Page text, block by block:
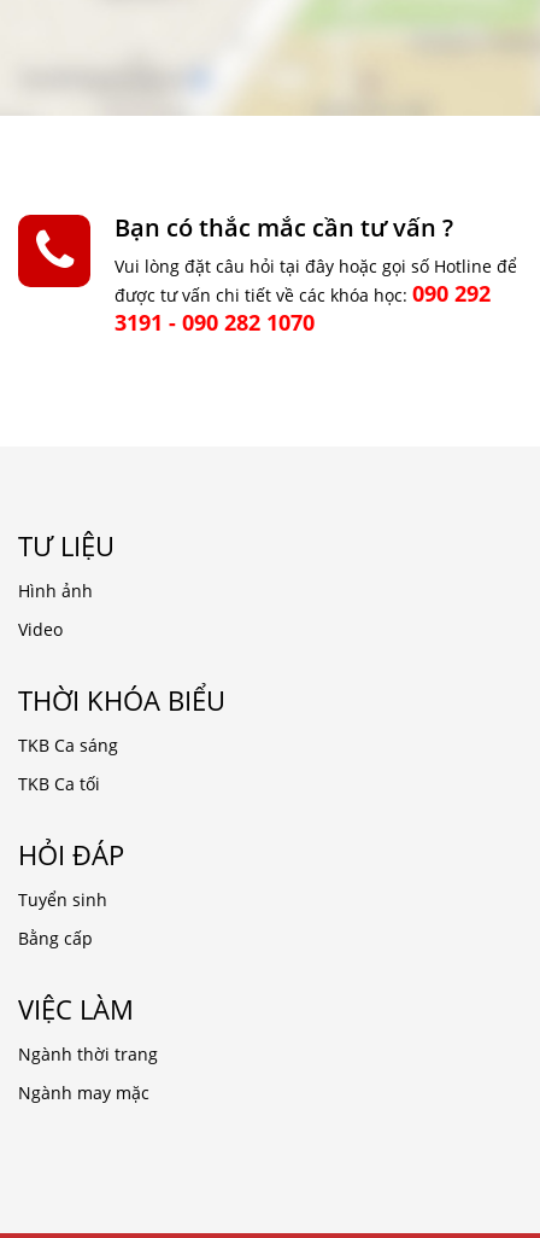
Bạn có thắc mắc cần tư vấn ?
Vui lòng đặt câu hỏi tại đây hoặc gọi số Hotline để
được tư vấn chi tiết về các khóa học: 090 292
3191 - 090 282 1070
TƯ LIỆU
Hình ảnh
Video
THỜI KHÓA BIỂU
TKB Ca sáng
TKB Ca tối
HỎI ĐÁP
Tuyển sinh
Bằng cấp
VIỆC LÀM
Ngành thời trang
Ngành may mặc